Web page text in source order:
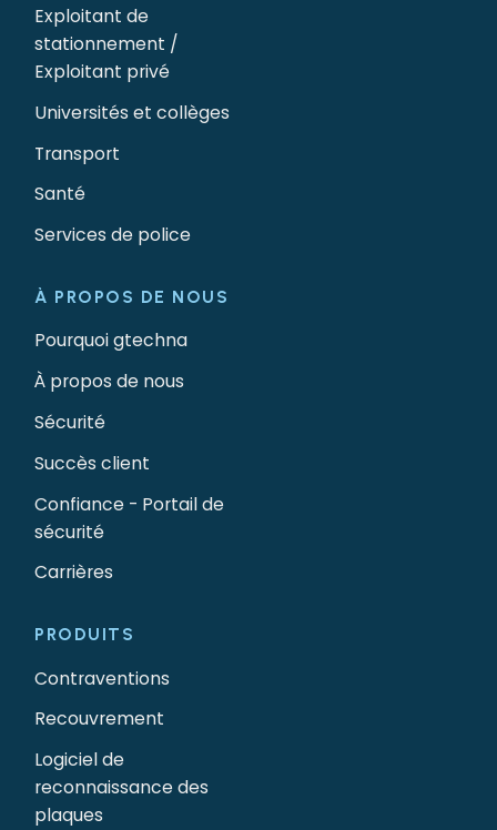
À PROPOS DE NOUS
Pourquoi gtechna
À propos de nous
Sécurité
Succès client
Confiance - Portail de
sécurité
Carrières
Exploitant de
stationnement /
Exploitant privé
Universités et collèges
Transport
Santé
Services de police
PRODUITS
Contraventions
Recouvrement
Logiciel de
reconnaissance des
plaques